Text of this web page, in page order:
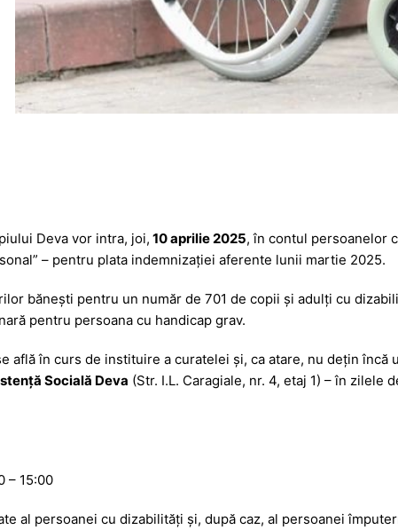
Deva vor intra, joi, 10 aprilie 2025, în contul persoanelor
– pentru plata indemnizaţiei aferente lunii martie 2025.
băneşti pentru un număr de 701 de copii şi adulţi cu
pentru persoana cu handicap grav.
află în curs de instituire a curatelei şi, ca atare, nu deţin încă
Socială Deva (Str. I.L. Caragiale, nr. 4, etaj 1) – în zilele
– 15:00
al persoanei cu dizabilităţi şi, după caz, al persoanei